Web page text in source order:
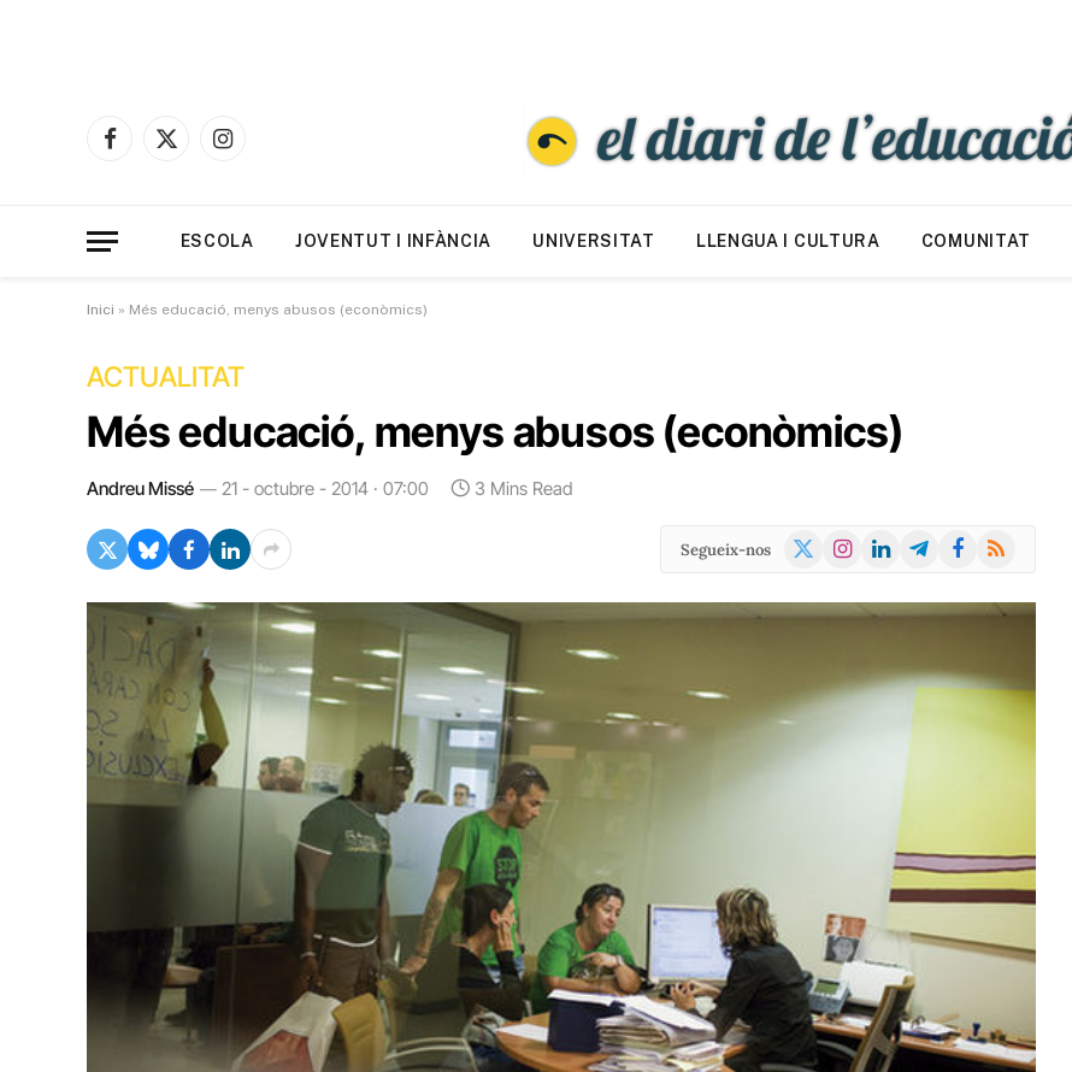
Facebook
X
Instagram
ESCOLA JOVENTUT I INFÀNCIA UNIVERSITAT LLENGUA I CULTURA COMUNITAT
Inici » Més educació, menys abusos (econòmics)
ACTUALITAT
Més educació, menys abusos (econòmics)
Andreu Missé 21 - octubre - 2014 · 07:00 3 Mins Read
Segueix-nos
X
Instagram
LinkedInTelegramFacebook
RSS